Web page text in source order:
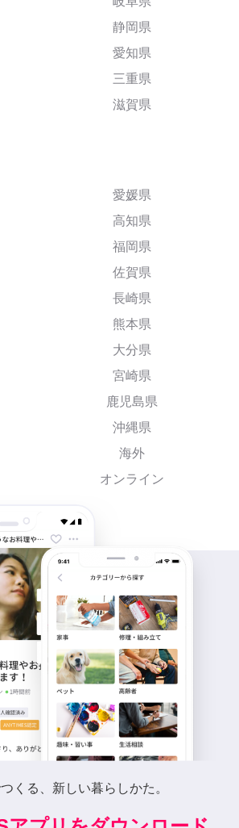
静岡県
愛知県
三重県
滋賀県
愛媛県
高知県
福岡県
佐賀県
長崎県
熊本県
大分県
宮崎県
鹿児島県
沖縄県
海外
オンライン
くる、新しい暮らしかた。